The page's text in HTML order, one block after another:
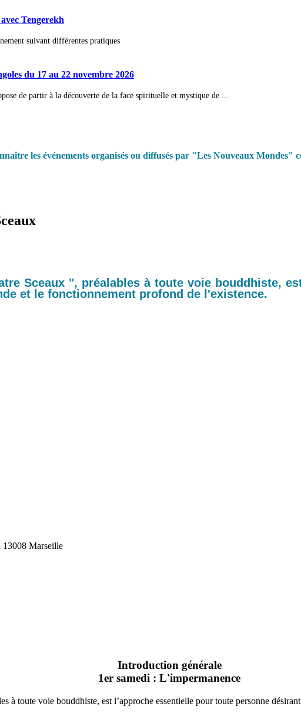
Tengerekh
suivant différentes pratiques
du 17 au 22 novembre 2026
de partir à la découverte de la face spirituelle et mystique de ...
les événements organisés ou diffusés par "Les Nouveaux Mondes"
Sceaux ", préalables à toute voie bouddhiste,
et le fonctionnement profond de l'existence.
13008 Marseille
Introduction générale
1er samedi : L'impermanence
à toute voie bouddhiste, est l’approche essentielle pour toute personne